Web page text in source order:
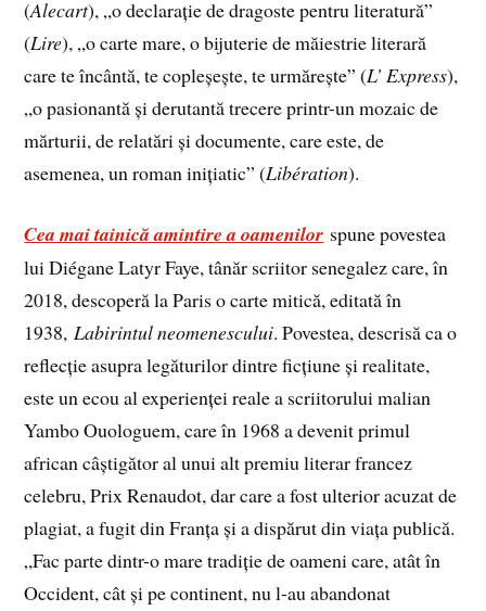
(Alecart), „o declarație de dragoste pentru literatură”
(Lire), „o carte mare, o bijuterie de măiestrie literară
care te încântă, te copleșește, te urmărește” (L’ Express),
„o pasionantă și derutantă trecere printr-un mozaic de
mărturii, de relatări și documente, care este, de
asemenea, un roman inițiatic” (Libération).
Cea mai tainică amintire a oamenilor spune povestea
lui Diégane Latyr Faye, tânăr scriitor senegalez care, în
2018, descoperă la Paris o carte mitică, editată în
1938,Labirintul neomenescului. Povestea, descrisă ca o
reflecție asupra legăturilor dintre ficțiune și realitate,
este un ecou al experienței reale a scriitorului malian
Yambo Ouologuem, care în 1968 a devenit primul
african câștigător al unui alt premiu literar francez
celebru, Prix Renaudot, dar care a fost ulterior acuzat de
plagiat, a fugit din Franța și a dispărut din viața publică.
„Fac parte dintr-o mare tradiție de oameni care, atât în
Occident, cât și pe continent, nu l-au abandonat